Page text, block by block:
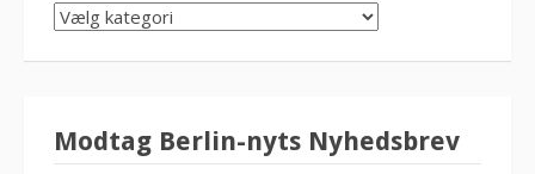
SØG
KATEGORI
Modtag Berlin-nyts Nyhedsbrev